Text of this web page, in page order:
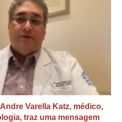
Varella Katz, médico,
traz uma mensagem